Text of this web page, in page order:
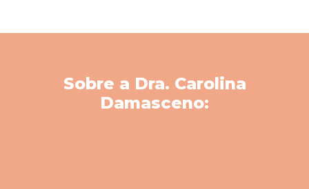
Sobre a Dra. Carolina
Damasceno: